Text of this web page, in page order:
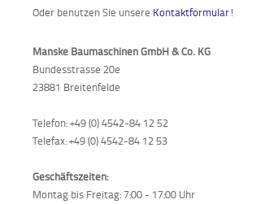
Oder benutzen Sie unsere Kontaktformular!
Manske Baumaschinen GmbH & Co. KG
Bundesstrasse 20e
23881 Breitenfelde
Telefon: +49 (0) 4542-84 12 52
Telefax: +49 (0) 4542-84 12 53
Geschäftszeiten:
Montag bis Freitag: 7:00 - 17:00 Uhr